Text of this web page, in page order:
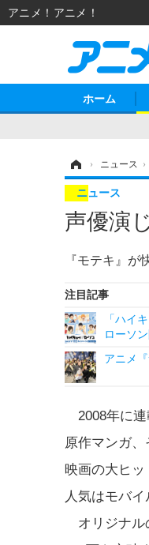
ホーム
› ニュース ›
声優演
『モテキ』が
ニュース
注目記事
「ハイ
ローソ
アニメ
2008年に連
原作マンガ
映画の大ヒ
人気はモバ
オリジナル
アニメ！アニメ！